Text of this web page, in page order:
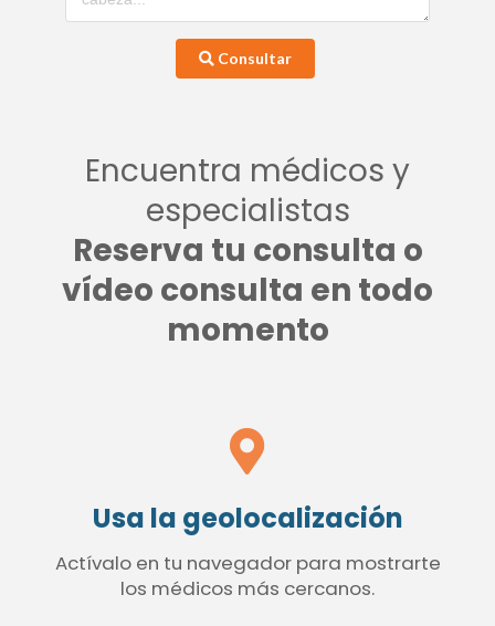
Consultar
Encuentra médicos y
especialistas
Reserva tu consulta o
vídeo consulta en todo
momento
Usa la geolocalización
Actívalo en tu navegador para mostrarte
los médicos más cercanos.